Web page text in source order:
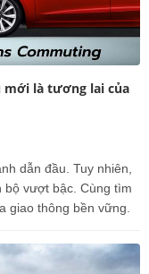
mới là tương lai của
dẫn đầu. Tuy nhiên,
bộ vượt bậc. Cùng tìm
giao thông bền vững.